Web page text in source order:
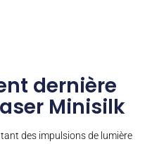
dernière
Minisilk
des impulsions de lumière